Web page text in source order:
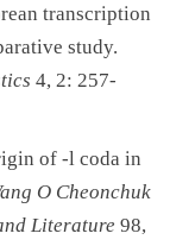
transcription
study.
4, 2: 257-
of -l coda in
O Cheonchuk
Literature 98,